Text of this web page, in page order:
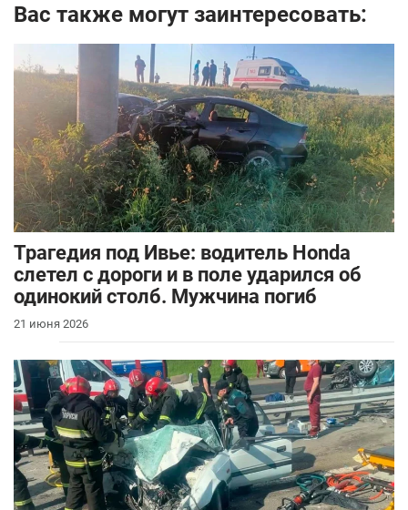
Вас также могут заинтересовать:
Трагедия под Ивье: водитель Honda
слетел с дороги и в поле ударился об
одинокий столб. Мужчина погиб
21 июня 2026